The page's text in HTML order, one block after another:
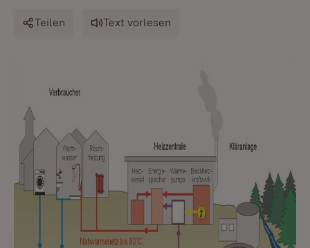
Teilen Text vorlesen